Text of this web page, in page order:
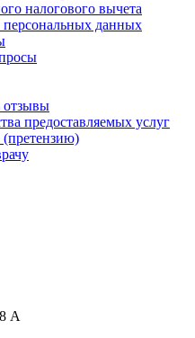
налогового вычета
данных
отзывы
предоставляемых услуг
А